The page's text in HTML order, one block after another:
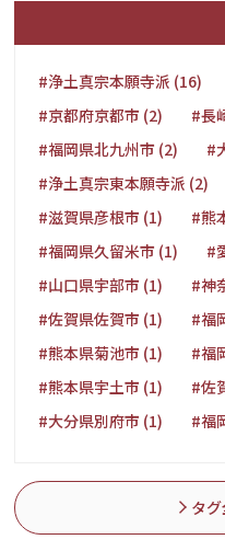
#浄土真宗本願寺派 (16)
#京都府京都市 (2)
#長
#福岡県北九州市 (2)
#
#浄土真宗東本願寺派 (2)
#滋賀県彦根市 (1)
#熊
#福岡県久留米市 (1)
#
#山口県宇部市 (1)
#神
#佐賀県佐賀市 (1)
#福
#熊本県菊池市 (1)
#福
#熊本県宇土市 (1)
#佐
#大分県別府市 (1)
#福
タ